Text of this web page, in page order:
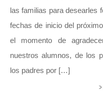
las familias para desearles
fechas de inicio del
el momento de
nuestros alumnos, de los
los padres por […]